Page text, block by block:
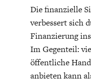
Die finanzielle
verbessert sich
Finanzierung
Im Gegenteil:
öffentliche
anbieten kann